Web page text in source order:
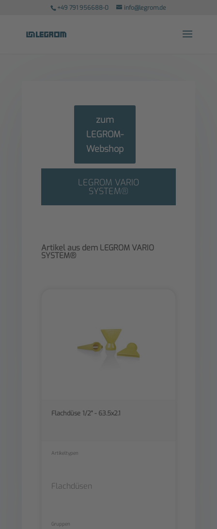
+49 791 956688-0 info@legrom.de
zum
LEGROM-
Webshop
LEGROM VARIO
SYSTEM®
Artikel aus dem LEGROM VARIO
SYSTEM®
Flachdüse 1/2" - 63.5x2.1
Artikeltypen
Flachdüsen
Gruppen